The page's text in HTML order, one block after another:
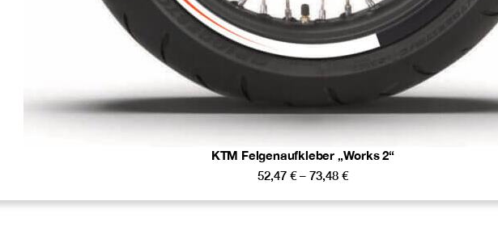
KTM Felgenaufkleber „Works 2“
52,47 € – 73,48 €